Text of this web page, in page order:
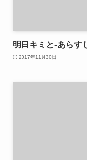
明日キミと-あらす
2017年11月30日